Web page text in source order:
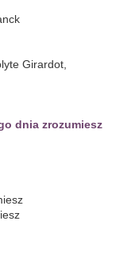
Girardot,
dnia zrozumiesz